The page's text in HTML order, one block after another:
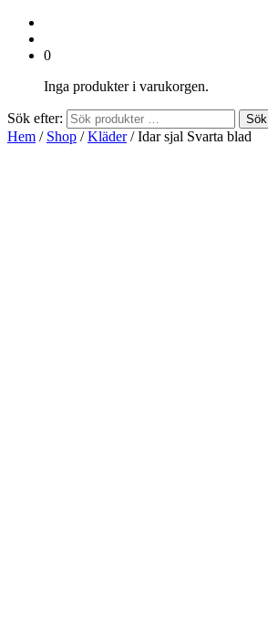
0
Inga produkter i varukorgen.
Sök efter: Sök
Hem / Shop /Kläder/ Idar sjal Svarta blad